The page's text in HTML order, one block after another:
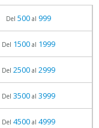
Del 500al 999
Del 1500al 1999
Del 2500al 2999
Del 3500al 3999
Del 4500al 4999